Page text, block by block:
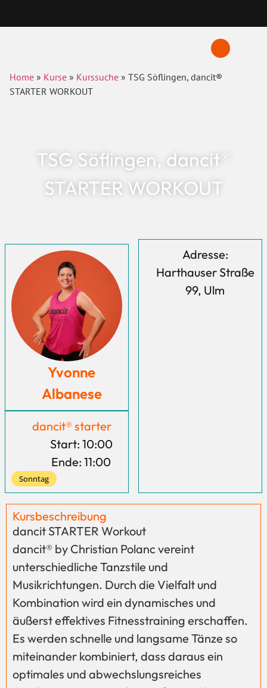
Home » Kurse » Kurssuche » TSG Söflingen, dancit®
STARTER WORKOUT
TSG Söflingen, dancit®
STARTER WORKOUT
Yvonne
Albanese
dancit® starter
Start: 10:00
Ende: 11:00
Sonntag
Adresse:
Harthauser Straße
99, Ulm
Kursbeschreibung
dancit STARTER Workout
dancit® by Christian Polanc vereint
unterschiedliche Tanzstile und
Musikrichtungen. Durch die Vielfalt und
Kombination wird ein dynamisches und
äußerst effektives Fitnesstraining erschaffen.
Es werden schnelle und langsame Tänze so
miteinander kombiniert, dass daraus ein
optimales und abwechslungsreiches